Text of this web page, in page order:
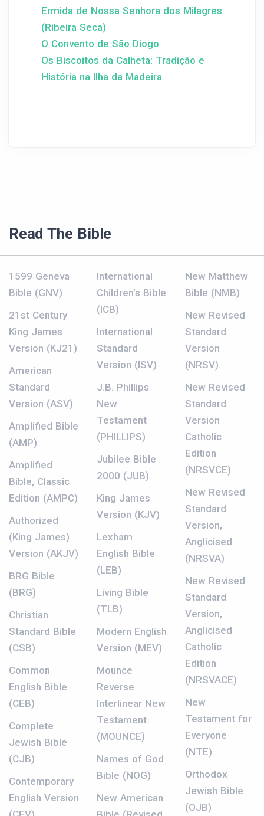
Ermida de Nossa Senhora dos Milagres
(Ribeira Seca)
O Convento de São Diogo
Os Biscoitos da Calheta: Tradição e
História na Ilha da Madeira
Read The Bible
1599 Geneva
Bible (GNV)
21st Century
King James
Version (KJ21)
American
Standard
Version (ASV)
Amplified Bible
(AMP)
Amplified
Bible, Classic
Edition (AMPC)
Authorized
(King James)
Version (AKJV)
BRG Bible
(BRG)
Christian
Standard Bible
(CSB)
Common
English Bible
(CEB)
Complete
Jewish Bible
(CJB)
Contemporary
English Version
International
Children’s Bible
(ICB)
International
Standard
Version (ISV)
J.B. Phillips
New
Testament
(PHILLIPS)
Jubilee Bible
2000 (JUB)
King James
Version (KJV)
Lexham
English Bible
(LEB)
Living Bible
(TLB)
Modern English
Version (MEV)
Mounce
Reverse
Interlinear New
Testament
(MOUNCE)
Names of God
Bible (NOG)
New American
New Matthew
Bible (NMB)
New Revised
Standard
Version
(NRSV)
New Revised
Standard
Version
Catholic
Edition
(NRSVCE)
New Revised
Standard
Version,
Anglicised
(NRSVA)
New Revised
Standard
Version,
Anglicised
Catholic
Edition
(NRSVACE)
New
Testament for
Everyone
(NTE)
Orthodox
Jewish Bible
(OJB)